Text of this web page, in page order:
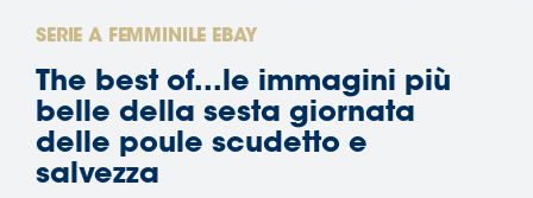
SERIE A FEMMINILE EBAY
The best of...le immagini più
belle della sesta giornata
delle poule scudetto e
salvezza